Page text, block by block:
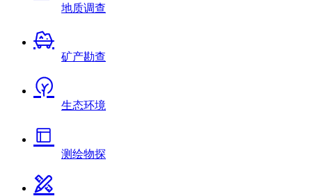
地质调查

矿产勘查

生态环境

测绘物探
